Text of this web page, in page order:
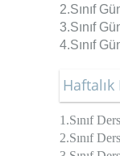
2.Sınıf
3.Sınıf
4.Sınıf
1.Sınıf
2.Sınıf